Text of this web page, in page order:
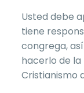
Usted debe
tiene
congrega,
hacerlo de
Cristianismo